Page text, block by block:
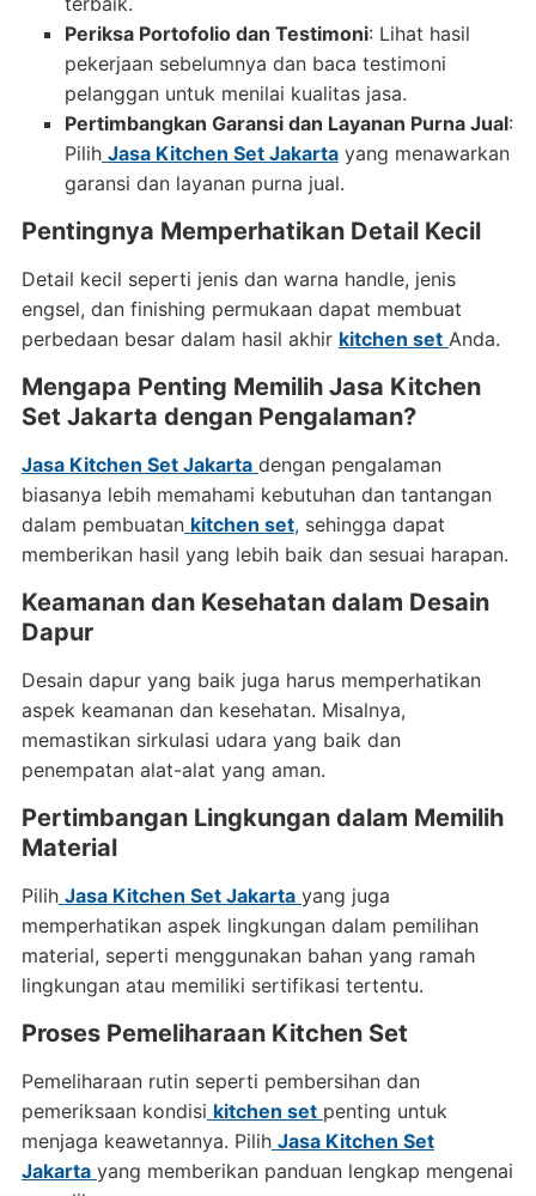
Periksa Portofolio dan Testimoni: Lihat hasil
pekerjaan sebelumnya dan baca testimoni
pelanggan untuk menilai kualitas jasa.
Pertimbangkan Garansi dan Layanan Purna Jual:
Pilih Jasa Kitchen Set Jakartayang menawarkan
garansi dan layanan purna jual.
Pentingnya Memperhatikan Detail Kecil
Detail kecil seperti jenis dan warna handle, jenis
engsel, dan finishing permukaan dapat membuat
perbedaan besar dalam hasil akhir kitchen set Anda.
Mengapa Penting Memilih Jasa Kitchen
Set Jakarta dengan Pengalaman?
Jasa Kitchen Set Jakarta dengan pengalaman
biasanya lebih memahami kebutuhan dan tantangan
dalam pembuatan kitchen set,sehingga dapat
memberikan hasil yang lebih baik dan sesuai harapan.
Keamanan dan Kesehatan dalam Desain
Dapur
Desain dapur yang baik juga harus memperhatikan
aspek keamanan dan kesehatan. Misalnya,
memastikan sirkulasi udara yang baik dan
penempatan alat-alat yang aman.
Pertimbangan Lingkungan dalam Memilih
Material
Pilih Jasa Kitchen Set Jakarta yang juga
memperhatikan aspek lingkungan dalam pemilihan
material, seperti menggunakan bahan yang ramah
lingkungan atau memiliki sertifikasi tertentu.
Proses Pemeliharaan Kitchen Set
Pemeliharaan rutin seperti pembersihan dan
pemeriksaan kondisi kitchen set penting untuk
menjaga keawetannya. Pilih Jasa Kitchen Set
Jakarta yang memberikan panduan lengkap mengenai